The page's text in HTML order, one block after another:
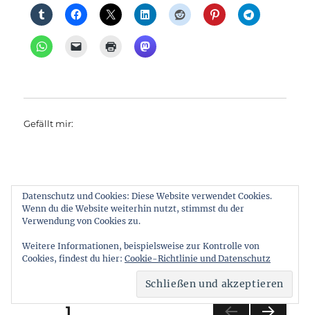
Gefällt mir:
Autor
Ralf Reineke
Veröffentlicht
24. Mai 2022 Kategorien
Bahnverkehr
Amsterdam
Prag,Regiojet
Seitennummerierung
SEITE1
Datenschutz und Cookies: Diese Website verwendet Cookies.
Wenn du die Website weiterhin nutzt, stimmst du der
Verwendung von Cookies zu.
Weitere Informationen, beispielsweise zur Kontrolle von
Cookies, findest du hier: Cookie-Richtlinie und Datenschutz